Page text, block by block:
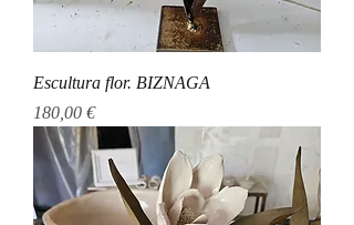
Escultura flor. BIZNAGA
Precio
180,00 €